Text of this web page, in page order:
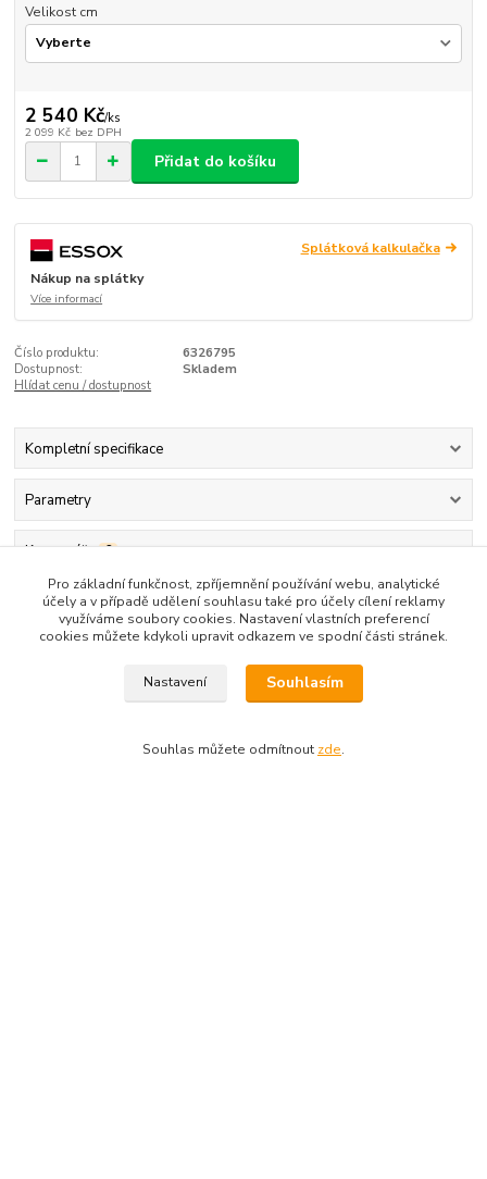
Velikost cm
2 540 Kč/ks
2 099 Kč bez DPH
Přidat do košíku
Splátková kalkulačka
Nákup na splátky
Více informací
Číslo produktu:
6326795
Dostupnost:
Skladem
Hlídat cenu / dostupnost
Kompletní specifikace
Parametry
Komentáře 0
Kompletní specifikace
Lyžařské hole Leki Speed S
Pro základní funkčnost, zpříjemnění používání webu, analytické
účely a v případě udělení souhlasu také pro účely cílení reklamy
využíváme soubory cookies. Nastavení vlastních preferencí
cookies můžete kdykoli upravit odkazem ve spodní části stránek.
Nastavení Souhlasím
Souhlas můžete odmítnout zde.